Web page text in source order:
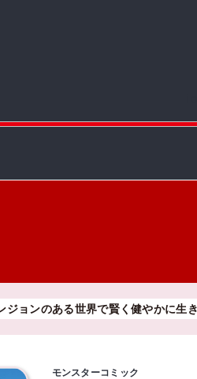
ジョンのある世界で賢く健やかに生
モンスターコミック